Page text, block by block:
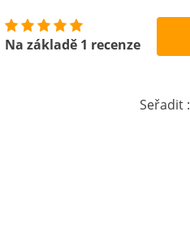
Na základě 1 recenze
Seřadit :